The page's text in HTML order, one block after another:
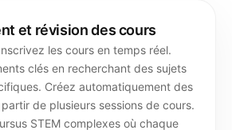
et révision des cours
les cours en temps réel.
clés en recherchant des sujets
Créez automatiquement des
de plusieurs sessions de cours.
STEM complexes où chaque